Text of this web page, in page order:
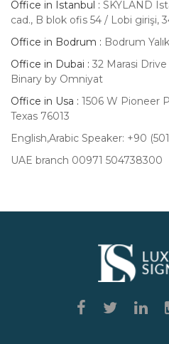
Office in Istanbul : SKYLAND
cad., B blok ofis 54 / Lobi girişi,
Office in Bodrum : Bodrum
Office in Dubai : 32 Marasi
Binary by Omniyat
Office in Usa : 1506 W Pioneer
Texas 76013
English,Arabic Speaker: +90
UAE branch 00971 504738300